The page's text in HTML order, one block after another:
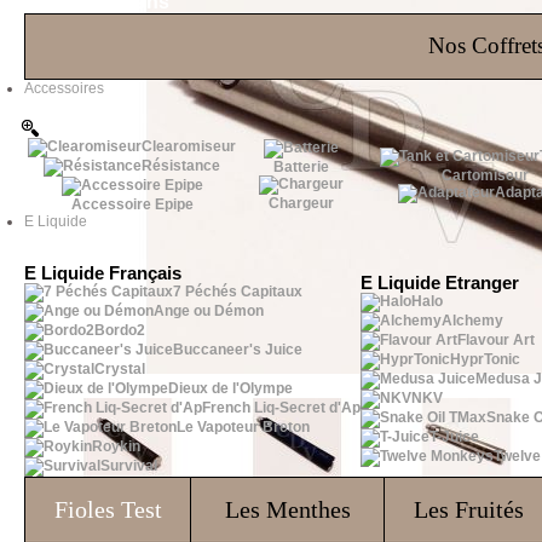
Nos
Accessoires
Clearomiseur
Résistance
Accessoire Epipe
Batterie
Chargeur
Cartomiseur
E Liquide
E Liquide Français
7 Péchés Capitaux
Ange ou Démon
Bordo2
Buccaneer's Juice
Crystal
Dieux de l'Olympe
French Liq-Secret d'Ap
Le Vapoteur Breton
Roykin
Survival
E Liquide Etranger
Halo
Alchemy
Flavour Art
HyprTonic
Medusa
NKV
Snake
T-Juice
Fioles Test Les Menthes Les Fruités